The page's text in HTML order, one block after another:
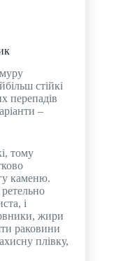
стійкі
перепадів
–
тому
каменю.
і
жири
раковини
плівку,